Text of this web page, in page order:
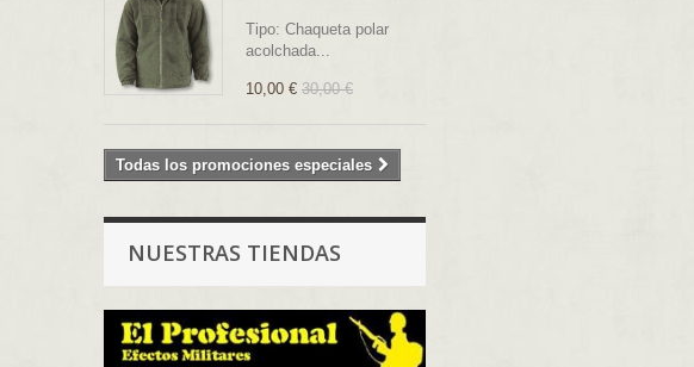
Tipo: Chaqueta polar
acolchada...
10,00 € 30,00 €
Todas los promociones especiales
NUESTRAS TIENDAS